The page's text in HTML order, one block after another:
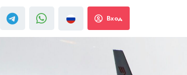
Вход